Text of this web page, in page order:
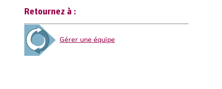
Retournez à :
Gérer une équipe